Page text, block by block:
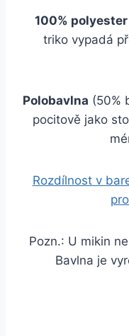
100% polyester
triko vypadá
Polobavlna (50%
pocitově jako
Rozdílnost v
Pozn.: U mikin
Bavlna je